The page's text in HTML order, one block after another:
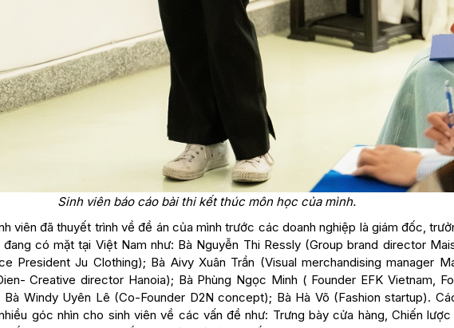
Sinh viên báo cáo bài thi kết thúc môn học của mình.
viên đã thuyết trình về đề án của mình trước các doanh nghiệp là giám đốc,
có mặt tại Việt Nam như: Bà Nguyễn Thi Ressly (Group brand director
President Ju Clothing); Bà Aivy Xuân Trần (Visual merchandising manager
Creative director Hanoia); Bà Phùng Ngọc Minh ( Founder EFK Vietnam,
Windy Uyên Lê (Co-Founder D2N concept); Bà Hà Võ (Fashion startup).
góc nhìn cho sinh viên về các vấn đề như: Trưng bày cửa hàng, Chiến lược